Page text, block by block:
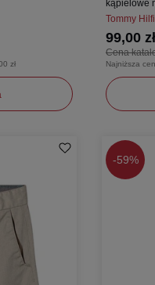
zł
kąpielowe
Tommy
Cena
99,00 zł
Najniższa
128
-59%